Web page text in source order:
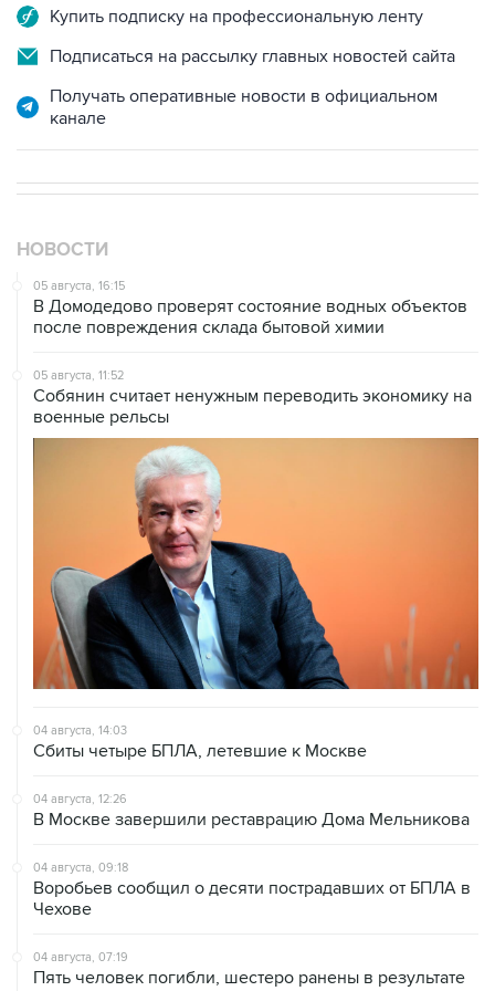
Купить подписку на профессиональную ленту
Подписаться на рассылку главных новостей сайта
Получать оперативные новости в официальном
канале
НОВОСТИ
05 августа, 16:15
В Домодедово проверят состояние водных объектов
после повреждения склада бытовой химии
05 августа, 11:52
Собянин считает ненужным переводить экономику на
военные рельсы
04 августа, 14:03
Сбиты четыре БПЛА, летевшие к Москве
04 августа, 12:26
В Москве завершили реставрацию Дома Мельникова
04 августа, 09:18
Воробьев сообщил о десяти пострадавших от БПЛА в
Чехове
04 августа, 07:19
Пять человек погибли, шестеро ранены в результате